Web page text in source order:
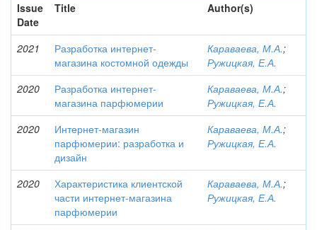
Issue
Date
Title Author(s)
2021
Разработка интернет-
магазина костомной одежды
Караваева, М.А.;
Ружицкая, Е.А.
2020
Разработка интернет-
магазина парфюмерии
Караваева, М.А.;
Ружицкая, Е.А.
2020
Интернет-магазин
парфюмерии: разработка и
дизайн
Караваева, М.А.;
Ружицкая, Е.А.
2020
Характеристика клиентской
части интернет-магазина
парфюмерии
Караваева, М.А.;
Ружицкая, Е.А.